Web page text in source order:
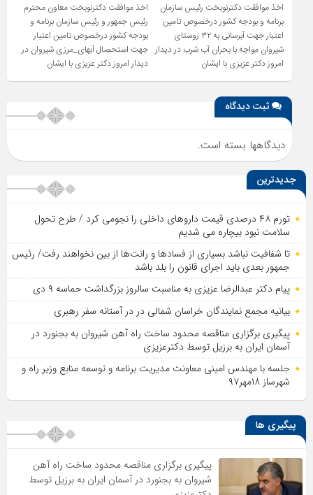
اخذ موافقت دکترنوبخت رئیس سازمان
برنامه و بودجه کشور درخصوص تامین
اعتبار جهت آبرسانی به ٣٢ روستای
شیروان مواجه با بحران آب شرب در دیدار
امروز دکتر عزیزی با ایشان
اخذ موافقت دکترنوبخت معاون محترم
رئیس جمهور و رئیس سازمان برنامه و
بودجه کشور درخصوص تامین اعتبار
جهت استحصال آبهای_مرزی شیروان در
دیدار امروز دکتر عزیزی با ایشان
ثبت دیدگاه
دیدگاهها بسته است.
جدیدترین
تورم ۴۸ درصدی قیمت داروهای داخلی را نجومی کرد / طرح تحول
سلامت نبود بیچاره می شدیم
تا شفافیت نباشد بسیاری از فساد‌ها و رانت‌ها از بین نخواهند رفت/ رئیس
جمهور بعدی باید اجرای قانون را بلد باشد
پیام دکتر عبدالرضا عزیزی به مناسبت سالروز بزرگداشت حماسه ۹ دی
بیانیه مجمع نمایندگان خراسان شمالی در در آستانه سفر رهبری
پیگیری برگزاری مناقصه محدود ساخت راه آهن شیروان به بجنورد در
آسمان ایران به برزیل توسط دکترعزیزی
جلسه با مهندس امینی معاونت مدیریت برنامه و توسعه منابع وزیر راه و
شهرساز ۱۸مهر۹۷
پیگیری ها
پیگیری برگزاری مناقصه محدود ساخت راه آهن
شیروان به بجنورد در آسمان ایران به برزیل توسط